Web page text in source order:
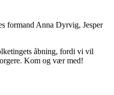
formand Anna Dyrvig, Jesper
åbning, fordi vi vil
Kom og vær med!